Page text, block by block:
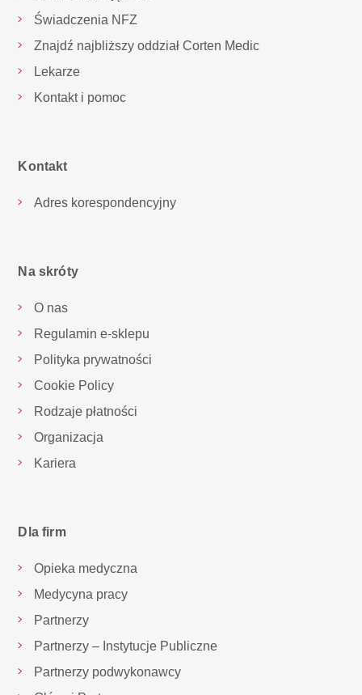
Świadczenia NFZ
Znajdź najbliższy oddział Corten Medic
Lekarze
Kontakt i pomoc
Kontakt
Adres korespondencyjny
Na skróty
O nas
Regulamin e-sklepu
Polityka prywatności
Cookie Policy
Rodzaje płatności
Organizacja
Kariera
Dla firm
Opieka medyczna
Medycyna pracy
Partnerzy
Partnerzy – Instytucje Publiczne
Partnerzy podwykonawcy